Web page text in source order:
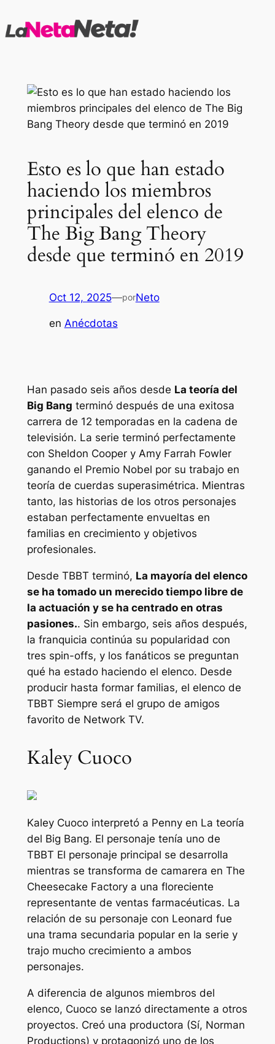
al
Esto es lo que han estado
haciendo los miembros
principales del elenco de
The Big Bang Theory
desde que terminó en 2019
Oct 12, 2025—porNeto
en Anécdotas
Han pasado seis años desde La teoría del
Big Bang terminó después de una exitosa
carrera de 12 temporadas en la cadena de
televisión. La serie terminó perfectamente
con Sheldon Cooper y Amy Farrah Fowler
ganando el Premio Nobel por su trabajo en
teoría de cuerdas superasimétrica. Mientras
tanto, las historias de los otros personajes
estaban perfectamente envueltas en
familias en crecimiento y objetivos
profesionales.
Desde TBBT terminó, La mayoría del elenco
se ha tomado un merecido tiempo libre de
la actuación y se ha centrado en otras
pasiones.. Sin embargo, seis años después,
la franquicia continúa su popularidad con
tres spin-offs, y los fanáticos se preguntan
qué ha estado haciendo el elenco. Desde
producir hasta formar familias, el elenco de
TBBT Siempre será el grupo de amigos
favorito de Network TV.
Kaley Cuoco
Kaley Cuoco interpretó a Penny en La teoría
del Big Bang. El personaje tenía uno de
TBBT El personaje principal se desarrolla
mientras se transforma de camarera en The
Cheesecake Factory a una floreciente
representante de ventas farmacéuticas. La
relación de su personaje con Leonard fue
una trama secundaria popular en la serie y
trajo mucho crecimiento a ambos
personajes.
A diferencia de algunos miembros del
elenco, Cuoco se lanzó directamente a otros
proyectos. Creó una productora (Sí, Norman
Productions) y protagonizó uno de los